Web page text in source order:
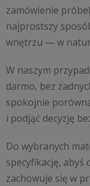
zamówienie
najprostszy
wnętrzu — w
W naszym
darmo, bez
spokojnie
i podjąć decyzję
Do wybranych
specyfikację, abyś
zachowuje się w